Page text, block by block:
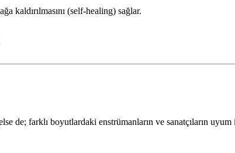
kaldırılmasını (self-healing) sağlar.
de; farklı boyutlardaki enstrümanların ve sanatçıların